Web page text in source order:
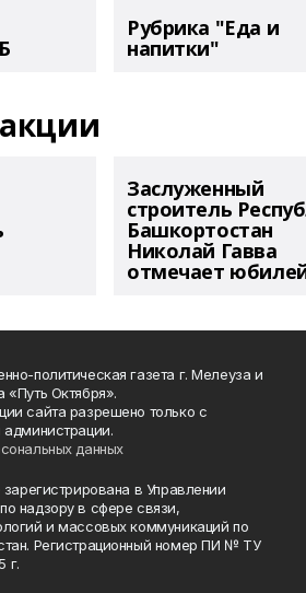
Рубрика "Еда и
напитки"
Заслуженный
строитель
Башкортостан
Николай Гавва
отмечает
политическая газета г. Мелеуза и
Октября».
сайта разрешено только с
администрации.
данных
зарегистрирована в Управлении
надзору в сфере связи,
и массовых коммуникаций по
Регистрационный номер ПИ № ТУ
г.